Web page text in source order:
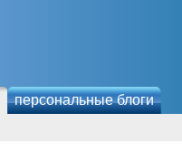
персональные блоги